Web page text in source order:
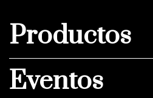
Productos
Eventos